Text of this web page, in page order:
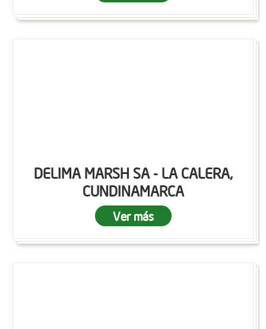
DELIMA MARSH SA - LA CALERA,
CUNDINAMARCA
Ver más